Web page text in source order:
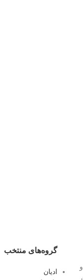
گروه‌های منتخب
ادیان